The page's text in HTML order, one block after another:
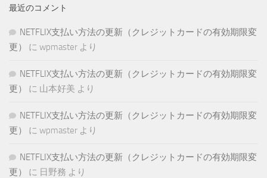
最近のコメント
NETFLIX支払い方法の更新（クレジットカードの有効期限変
更）
に wpmaster より
NETFLIX支払い方法の更新（クレジットカードの有効期限変
更）
に 山本好美 より
NETFLIX支払い方法の更新（クレジットカードの有効期限変
更）
に wpmaster より
NETFLIX支払い方法の更新（クレジットカードの有効期限変
更）
に 日野務 より